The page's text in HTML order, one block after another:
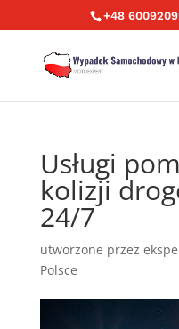
+48
Usługi
kolizji
24/7
utworzone przez
Polsce